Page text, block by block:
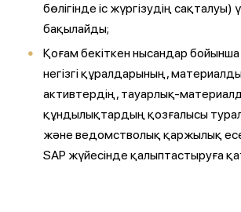
бөлігінде іс жүргізудің сақталуы)
бақылайды;
Қоғам бекіткен нысандар
негізгі құралдарының,
активтердің, тауарлық-
құндылықтардың қозғалысы
және ведомстволық қаржылық
SAP жүйесінде қалыптастыруға